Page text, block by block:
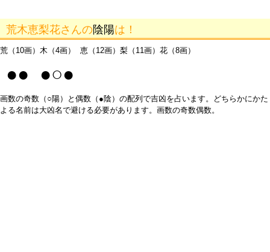
荒木恵梨花さんの陰陽は！
荒（10画）木（4画） 恵（12画）梨（11画）花（8画）
●● ●○●
画数の奇数（○陽）と偶数（●陰）の配列で吉凶を占います。どちらかにかた
よる名前は大凶名で避ける必要があります。画数の奇数偶数。